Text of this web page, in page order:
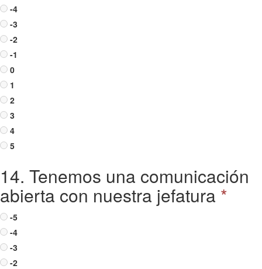
-4
-3
-2
-1
0
1
2
3
4
5
14. Tenemos una comunicación
abierta con nuestra jefatura *
-5
-4
-3
-2